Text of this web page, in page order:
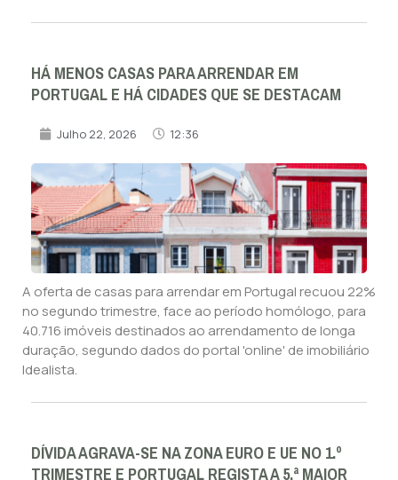
HÁ MENOS CASAS PARA ARRENDAR EM
PORTUGAL E HÁ CIDADES QUE SE DESTACAM
Julho 22, 2026 12:36
A oferta de casas para arrendar em Portugal recuou 22%
no segundo trimestre, face ao período homólogo, para
40.716 imóveis destinados ao arrendamento de longa
duração, segundo dados do portal 'online' de imobiliário
Idealista.
DÍVIDA AGRAVA-SE NA ZONA EURO E UE NO 1.º